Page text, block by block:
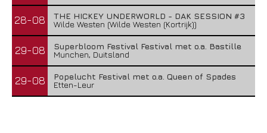
28-08
THE HICKEY UNDERWORLD - DAK SESSION #3
Wilde Westen (Wilde Westen (Kortrijk))
29-08
Superbloom Festival Festival met o.a. Bastille
Munchen, Duitsland
29-08
Popelucht Festival met o.a. Queen of Spades
Etten-Leur